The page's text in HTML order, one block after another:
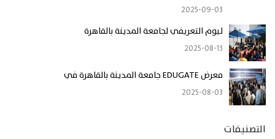
2025-09-03
ليوم التعريفي لجامعة المدينة بالقاهرة
2025-08-13
معرض EDUGATE جامعة المدينة بالقاهرة في
2025-08-03
التصنيفات